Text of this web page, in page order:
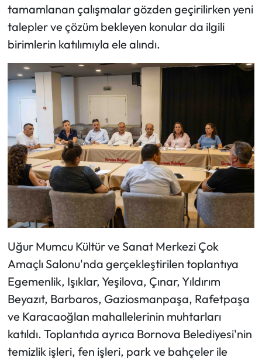
tamamlanan çalışmalar gözden geçirilirken yeni
talepler ve çözüm bekleyen konular da ilgili
birimlerin katılımıyla ele alındı.
Uğur Mumcu Kültür ve Sanat Merkezi Çok
Amaçlı Salonu'nda gerçekleştirilen toplantıya
Egemenlik, Işıklar, Yeşilova, Çınar, Yıldırım
Beyazıt, Barbaros, Gaziosmanpaşa, Rafetpaşa
ve Karacaoğlan mahallelerinin muhtarları
katıldı. Toplantıda ayrıca Bornova Belediyesi'nin
temizlik işleri, fen işleri, park ve bahçeler ile